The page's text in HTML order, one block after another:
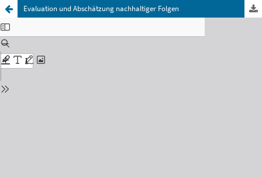
Evaluation und Abschätzung nachhaltiger Folgen